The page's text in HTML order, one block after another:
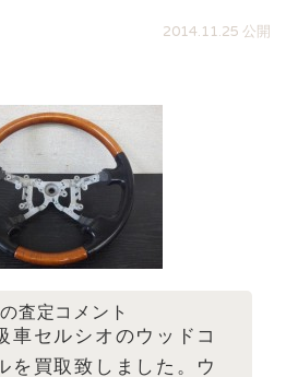
2014.11.25 公開
査定コメント
車セルシオのウッドコ
を買取致しました。ウ